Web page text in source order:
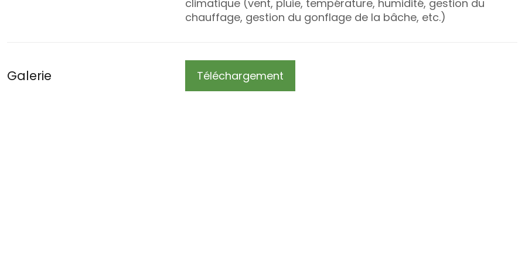
climatique (vent, pluie, température, humidité, gestion du
chauffage, gestion du gonflage de la bâche, etc.)
Galerie Téléchargement